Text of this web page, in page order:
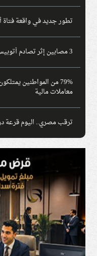
تطور جديد في واقعة فتاة
3 مصابين إثر تصادم أتوبيس وسيارة ملاكي في الوادي الجديد
79% من المواطنين
معاملات مالية
ترقب مصري.. اليوم قرعة